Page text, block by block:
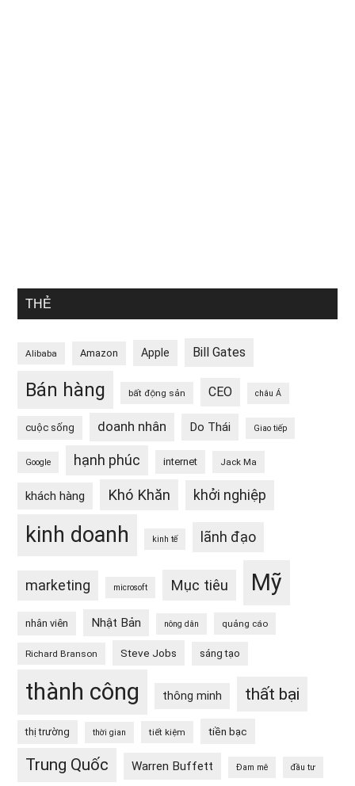
THẺ
Alibaba Amazon Apple Bill Gates
Bán hàng bất động sản CEO châu Á
cuộc sống doanh nhân Do Thái Giao tiếp
Google hạnh phúc internet Jack Ma
khách hàng Khó Khăn khởi nghiệp
kinh doanh kinh tế lãnh đạo
marketing microsoft Mục tiêu Mỹ
nhân viên Nhật Bản nông dân quảng cáo
Richard Branson Steve Jobs sáng tạo
thành công thông minh thất bại
thị trường thời gian tiết kiệm tiền bạc
Trung Quốc Warren Buffett Đam mê đầu tư